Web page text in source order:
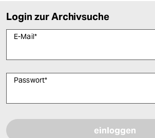
Login zur Archivsuche
E-Mail*
Passwort*